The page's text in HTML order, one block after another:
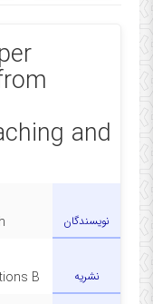
and
نویسندگان
نشریه B